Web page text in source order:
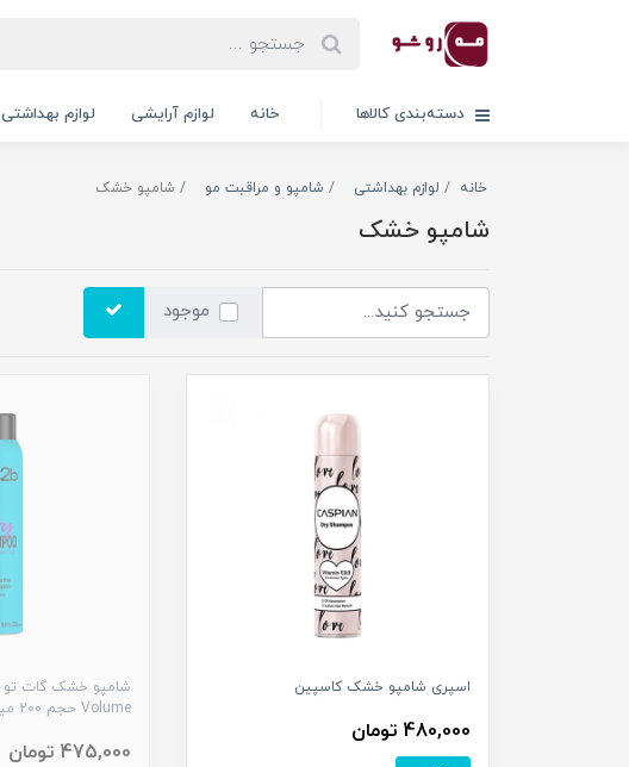
دسته‌بندی کالاها خانه لوازم آرایشی لوازم بهداشتی
خانه لوازم بهداشتی شامپو و مراقبت مو شامپو خشک
شامپو خشک
موجود
اسپری شامپو خشک کاسپین
480,000 تومان
Volume حجم 200 میلی لیتر
475,000 تومان